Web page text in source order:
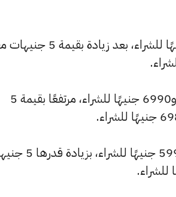
ارتفع سعر عيار 24 ليصل إلى 8045 جنيهًا للبيع و7990 جنيهًا
كما سجل سعر عيار 21 ارتفاعًا ليصل إلى 7040 جنيهًا للبيع و6990 جنيهًا للشراء، مرتفعًا بقيمة 5
كما شهد سعر عيار 18 ارتفاعًا ليصبح 6035 جنيهًا